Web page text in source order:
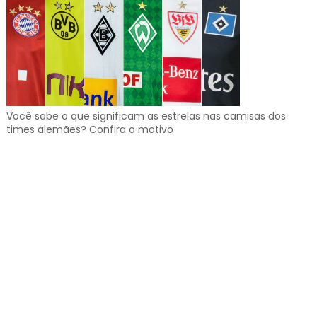
Você sabe o que significam as estrelas nas camisas dos
times alemães? Confira o motivo